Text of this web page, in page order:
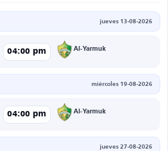
jueves 13-08-2026
04:00 pm Al-Yarmuk
miércoles 19-08-2026
04:00 pm Al-Yarmuk
jueves 27-08-2026